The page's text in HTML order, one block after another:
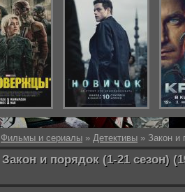
Фильмы и сериалы » Детективы » Закон и
Закон и порядок (1-21 сезон)